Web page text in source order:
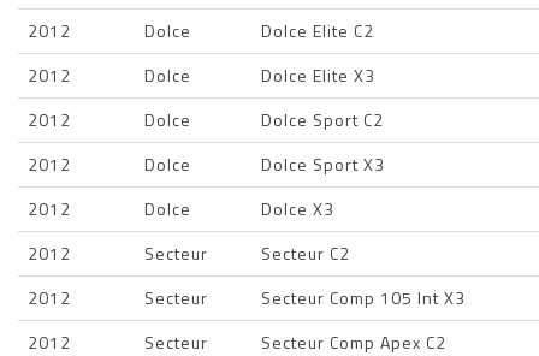
2012
Dolce
Dolce Elite C2
2012
Dolce
Dolce Elite X3
2012
Dolce
Dolce Sport C2
2012
Dolce
Dolce Sport X3
2012
Dolce
Dolce X3
2012
Secteur
Secteur C2
2012
Secteur
Secteur Comp 105 Int X3
2012
Secteur
Secteur Comp Apex C2